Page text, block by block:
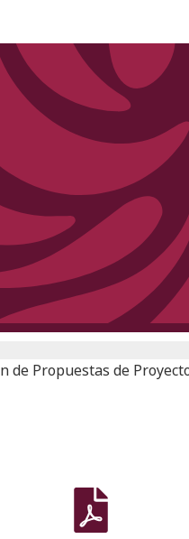
de Propuestas de